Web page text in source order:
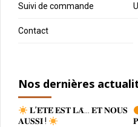
Suivi de commande
Contact
Nos dernières
𝐋’𝐄́𝐓𝐄́ 𝐄𝐒𝐓 𝐋𝐀̀… 𝐄𝐓 𝐍𝐎𝐔𝐒
𝐀𝐔𝐒𝐒𝐈 !